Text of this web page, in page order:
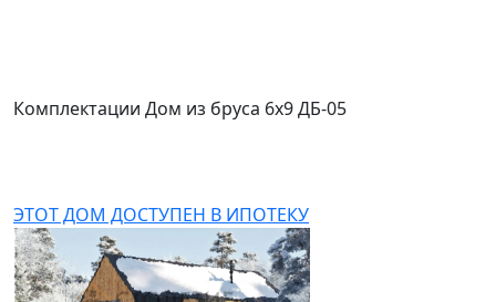
Комплектации Дом из бруса 6x9 ДБ-05
ЭТОТ ДОМ ДОСТУПЕН В ИПОТЕКУ